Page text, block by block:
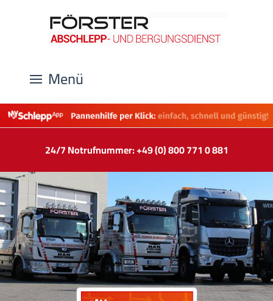
Menü
24/7 Notrufnummer: +49 (0) 800 771 0 881